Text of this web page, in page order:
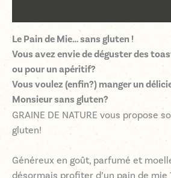
Le Pain de Mie… sans gluten !
Vous avez envie de déguster des
ou pour un apéritif?
Vous voulez (enfin?) manger un
Monsieur sans gluten?
GRAINE DE NATURE vous propose
gluten!
Généreux en goût, parfumé et
désormais profiter d’un pain de mie